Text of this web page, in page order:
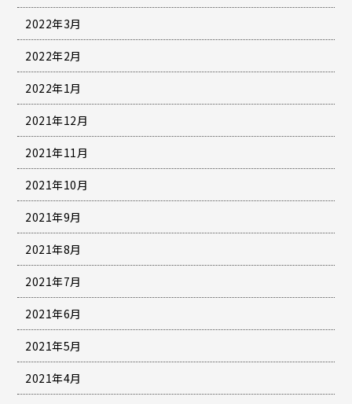
2022年3月
2022年2月
2022年1月
2021年12月
2021年11月
2021年10月
2021年9月
2021年8月
2021年7月
2021年6月
2021年5月
2021年4月